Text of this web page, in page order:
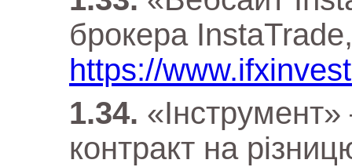
брокера
https://
контракт на